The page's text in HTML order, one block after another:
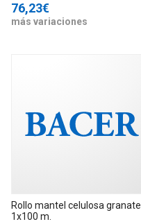
76,23€
más variaciones
Rollo mantel celulosa granate
1x100 m.